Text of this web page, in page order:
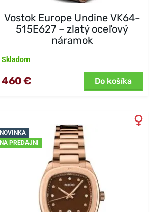
Vostok Europe Undine VK64-
515E627 – zlatý oceľový
náramok
Skladom
460 € Do košíka
NOVINKA
NA PREDAJNI